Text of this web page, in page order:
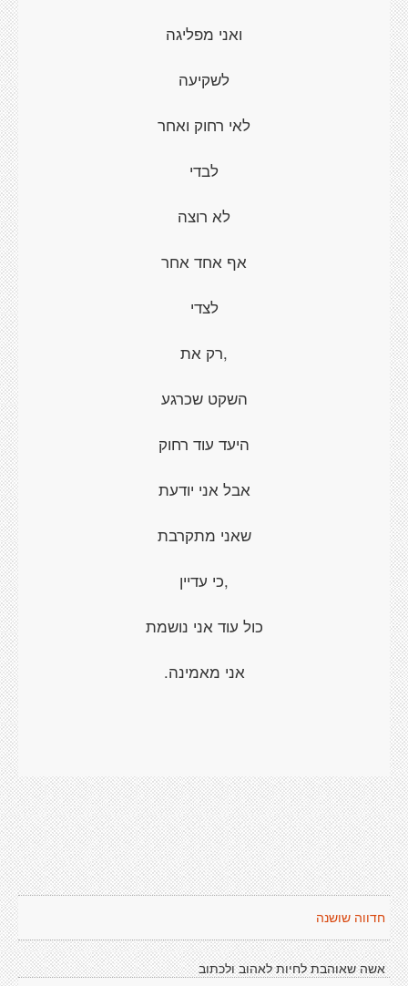
ואני מפליגה
לשקיעה
לאי רחוק ואחר
לבדי
לא רוצה
אף אחד אחר
לצדי
,רק את
השקט שכרגע
היעד עוד רחוק
אבל אני יודעת
שאני מתקרבת
,כי עדיין
כול עוד אני נושמת
אני מאמינה.
חדווה שושנה
אשה שאוהבת לחיות לאהוב ולכתוב